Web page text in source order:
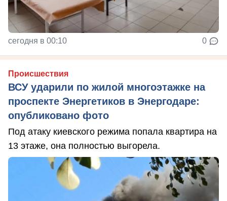
сегодня в 00:10 0
Происшествия
ВСУ ударили по жилой многоэтажке на
проспекте Энергетиков в Энергодаре:
опубликовано фото
Под атаку киевского режима попала квартира на
13 этаже, она полностью выгорела.